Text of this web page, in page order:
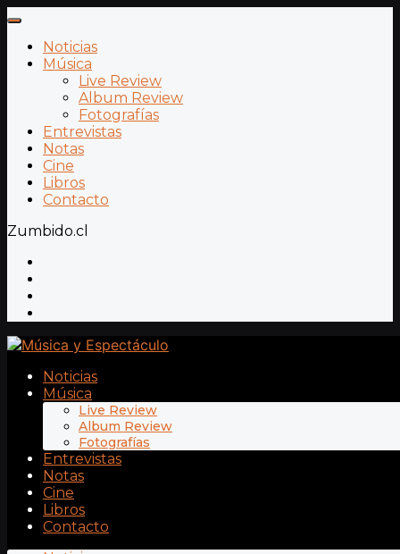
Noticias
Música
Live Review
Album Review
Fotografías
Entrevistas
Notas
Cine
Libros
Contacto
Zumbido.cl
Noticias
Música
Live Review
Album Review
Fotografías
Entrevistas
Notas
Cine
Libros
Contacto